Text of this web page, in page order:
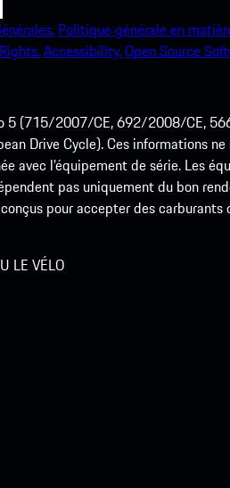
Politique générale en
Accessibility.Open Source
5 (715/2007/CE, 692/2008/CE,
Drive Cycle). Ces
avec l’équipement de série. Les
pas uniquement du bon
pour accepter des
LE VÉLO